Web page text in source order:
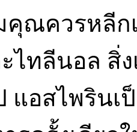
คุณควรหลีก
ไทลีนอล สิ่
แอสไพรินเ